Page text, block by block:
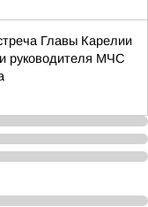
Главы Карелии
руководителя МЧС